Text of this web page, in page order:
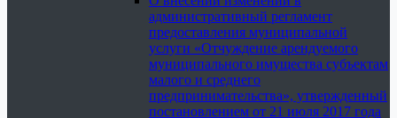
административный регламент
предоставления муниципальной
услуги «Отчуждение арендуемого
муниципального имущества субъектам
малого и среднего
предпринимательства», утвержденный
постановлением от 21 июля 2017 года